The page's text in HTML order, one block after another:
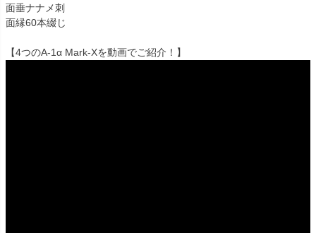
面垂ナナメ刺
面縁60本綴じ
【4つのA-1α Mark-Xを動画でご紹介！】